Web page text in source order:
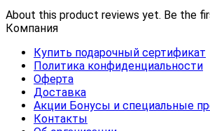
About this product reviews yet. Be the
Компания
Купить подарочный сертификат
Политика конфиденциальности
Оферта
Доставка
Акции Бонусы и специальные
Контакты